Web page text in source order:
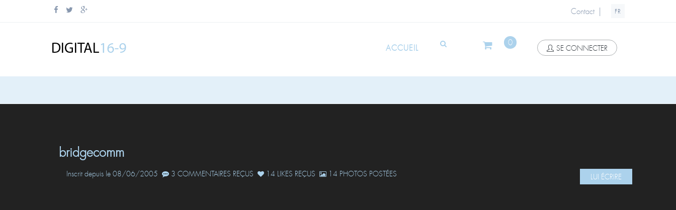
Contact | FR
ACCUEIL
0
SE CONNECTER
bridgecomm
Inscrit depuis le 08/06/2005 3 COMMENTAIRES REÇUS 14 LIKES REÇUS 14 PHOTOS POSTÉES LUI ÉCRIRE